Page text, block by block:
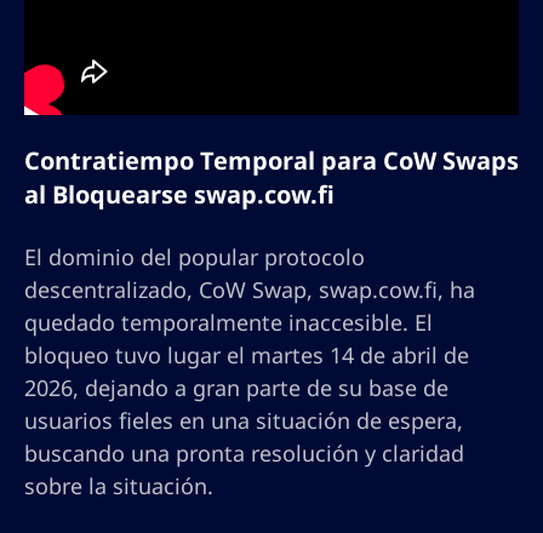
Contratiempo Temporal para CoW Swaps
al Bloquearse swap.cow.fi
El dominio del popular protocolo
descentralizado, CoW Swap, swap.cow.fi, ha
quedado temporalmente inaccesible. El
bloqueo tuvo lugar el martes 14 de abril de
2026, dejando a gran parte de su base de
usuarios fieles en una situación de espera,
buscando una pronta resolución y claridad
sobre la situación.